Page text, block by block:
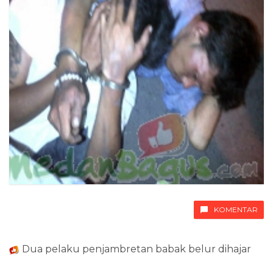
KOMENTAR
Dua pelaku penjambretan babak belur dihajar